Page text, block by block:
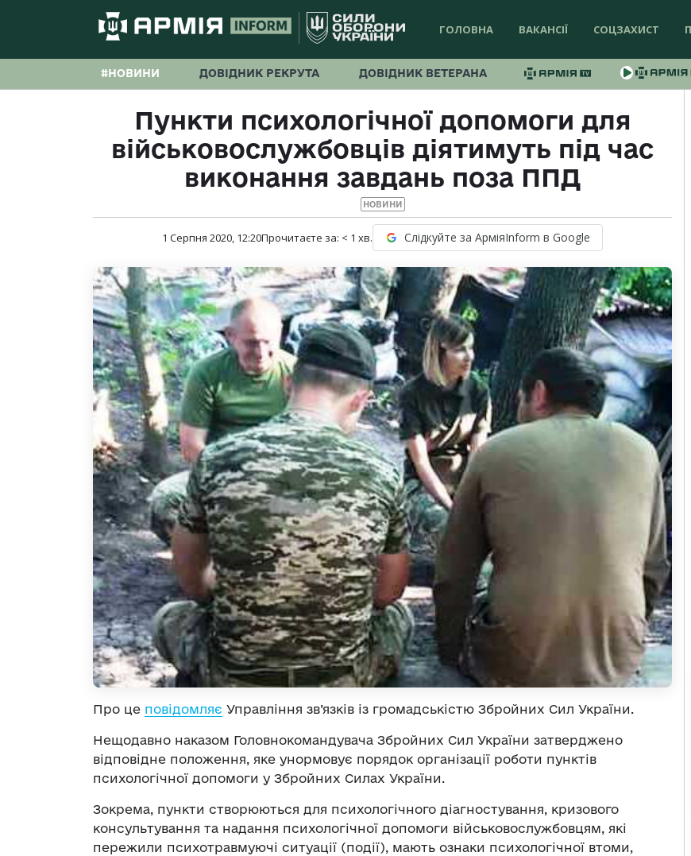
ГОЛОВНА ВАКАНСІЇ СОЦЗАХИСТ
#НОВИНИ ДОВІДНИК РЕКРУТА ДОВІДНИК ВЕТЕРАНА
Пункти психологічної допомоги для
військовослужбовців діятимуть під час
виконання завдань поза ППД
НОВИНИ
1 Серпня 2020, 12:20Прочитаєте за: < 1 хв. Слідкуйте за АрміяInform в Google
Про це повідомляє Управління зв’язків із громадськістю Збройних Сил України.
Нещодавно наказом Головнокомандувача Збройних Сил України затверджено
відповідне положення, яке унормовує порядок організації роботи пунктів
психологічної допомоги у Збройних Силах України.
Зокрема, пункти створюються для психологічного діагностування, кризового
консультування та надання психологічної допомоги військовослужбовцям, які
пережили психотравмуючі ситуації (події), мають ознаки психологічної втоми,